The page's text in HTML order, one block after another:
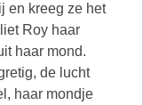
en kreeg ze het
Roy haar
haar mond.
de lucht
haar mondje